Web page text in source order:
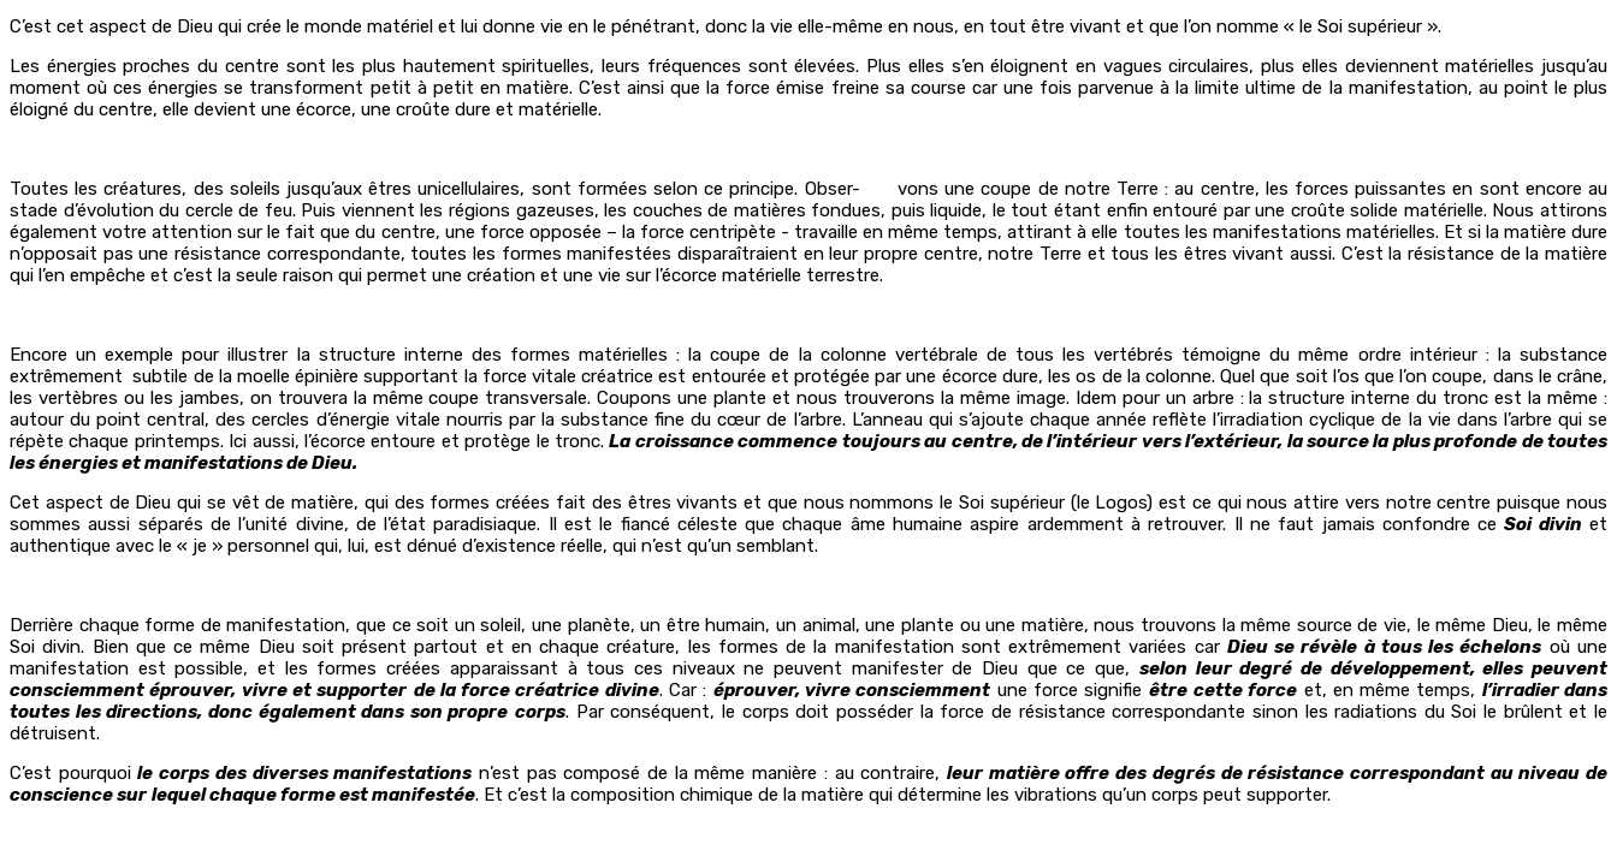
C’est cet aspect de Dieu qui crée le monde matériel et lui donne vie en le pénétrant, donc la vie elle-même en nous, en tout être vivant et que l’on nomme « le Soi supérieur ».
Les énergies proches du centre sont les plus hautement spirituelles, leurs fréquences sont élevées. Plus elles s’en éloignent en vagues circulaires, plus elles deviennent matérielles jusqu’au
moment où ces énergies se transforment petit à petit en matière. C’est ainsi que la force émise freine sa course car une fois parvenue à la limite ultime de la manifestation, au point le plus
éloigné du centre, elle devient une écorce, une croûte dure et matérielle.
Toutes les créatures, des soleils jusqu’aux êtres unicellulaires, sont formées selon ce principe. Obser- vons une coupe de notre Terre : au centre, les forces puissantes en sont encore au
stade d’évolution du cercle de feu. Puis viennent les régions gazeuses, les couches de matières fondues, puis liquide, le tout étant enfin entouré par une croûte solide matérielle. Nous attirons
également votre attention sur le fait que du centre, une force opposée – la force centripète - travaille en même temps, attirant à elle toutes les manifestations matérielles. Et si la matière dure
n’opposait pas une résistance correspondante, toutes les formes manifestées disparaîtraient en leur propre centre, notre Terre et tous les êtres vivant aussi. C’est la résistance de la matière
qui l’en empêche et c’est la seule raison qui permet une création et une vie sur l’écorce matérielle terrestre.
Encore un exemple pour illustrer la structure interne des formes matérielles : la coupe de la colonne vertébrale de tous les vertébrés témoigne du même ordre intérieur : la substance
extrêmement subtile de la moelle épinière supportant la force vitale créatrice est entourée et protégée par une écorce dure, les os de la colonne. Quel que soit l’os que l’on coupe, dans le crâne,
les vertèbres ou les jambes, on trouvera la même coupe transversale. Coupons une plante et nous trouverons la même image. Idem pour un arbre : la structure interne du tronc est la même :
autour du point central, des cercles d’énergie vitale nourris par la substance fine du cœur de l’arbre. L’anneau qui s’ajoute chaque année reflète l’irradiation cyclique de la vie dans l’arbre qui se
répète chaque printemps. Ici aussi, l’écorce entoure et protège le tronc.La croissance commence toujours au centre, de l’intérieur vers l’extérieur, la source la plus profonde de toutes
les énergies et manifestations de Dieu.
Cet aspect de Dieu qui se vêt de matière, qui des formes créées fait des êtres vivants et que nous nommons le Soi supérieur (le Logos) est ce qui nous attire vers notre centre puisque nous
sommes aussi séparés de l’unité divine, de l’état paradisiaque. Il est le fiancé céleste que chaque âme humaine aspire ardemment à retrouver. Il ne faut jamais confondre ceSoi divin et
authentique avec le « je » personnel qui, lui, est dénué d’existence réelle, qui n’est qu’un semblant.
Derrière chaque forme de manifestation, que ce soit un soleil, une planète, un être humain, un animal, une plante ou une matière, nous trouvons la même source de vie, le même Dieu, le même
Soi divin. Bien que ce même Dieu soit présent partout et en chaque créature, les formes de la manifestation sont extrêmement variées car Dieu se révèle à tous les échelons où une
manifestation est possible, et les formes créées apparaissant à tous ces niveaux ne peuvent manifester de Dieu que ce que, selon leur degré de développement, elles peuvent
consciemment éprouver, vivre et supporter de la force créatrice divine. Car : éprouver, vivre consciemment une force signifie être cette force et, en même temps, l’irradier dans
toutes les directions, donc également dans son propre corps. Par conséquent, le corps doit posséder la force de résistance correspondante sinon les radiations du Soi le brûlent et le
détruisent.
C’est pourquoile corps des diverses manifestations n’est pas composé de la même manière : au contraire, leur matière offre des degrés de résistance correspondant au niveau de
conscience sur lequel chaque forme est manifestée. Et c’est la composition chimique de la matière qui détermine les vibrations qu’un corps peut supporter.